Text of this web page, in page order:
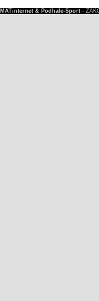
MATinternet & Podhale-Sport-